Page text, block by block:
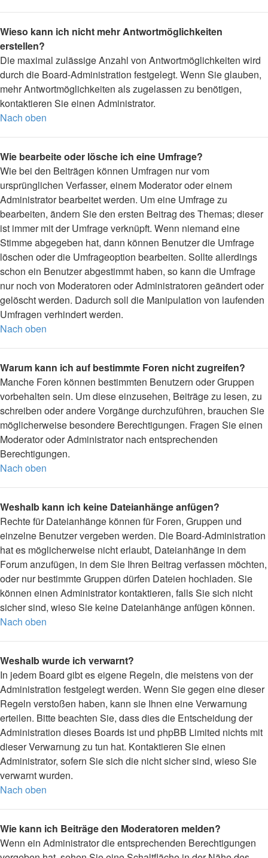
Wieso kann ich nicht mehr Antwortmöglichkeiten
erstellen?
Die maximal zulässige Anzahl von Antwortmöglichkeiten wird
durch die Board-Administration festgelegt. Wenn Sie glauben,
mehr Antwortmöglichkeiten als zugelassen zu benötigen,
kontaktieren Sie einen Administrator.
Nach oben
Wie bearbeite oder lösche ich eine Umfrage?
Wie bei den Beiträgen können Umfragen nur vom
ursprünglichen Verfasser, einem Moderator oder einem
Administrator bearbeitet werden. Um eine Umfrage zu
bearbeiten, ändern Sie den ersten Beitrag des Themas; dieser
ist immer mit der Umfrage verknüpft. Wenn niemand eine
Stimme abgegeben hat, dann können Benutzer die Umfrage
löschen oder die Umfrageoption bearbeiten. Sollte allerdings
schon ein Benutzer abgestimmt haben, so kann die Umfrage
nur noch von Moderatoren oder Administratoren geändert oder
gelöscht werden. Dadurch soll die Manipulation von laufenden
Umfragen verhindert werden.
Nach oben
Warum kann ich auf bestimmte Foren nicht zugreifen?
Manche Foren können bestimmten Benutzern oder Gruppen
vorbehalten sein. Um diese einzusehen, Beiträge zu lesen, zu
schreiben oder andere Vorgänge durchzuführen, brauchen Sie
möglicherweise besondere Berechtigungen. Fragen Sie einen
Moderator oder Administrator nach entsprechenden
Berechtigungen.
Nach oben
Weshalb kann ich keine Dateianhänge anfügen?
Rechte für Dateianhänge können für Foren, Gruppen und
einzelne Benutzer vergeben werden. Die Board-Administration
hat es möglicherweise nicht erlaubt, Dateianhänge in dem
Forum anzufügen, in dem Sie Ihren Beitrag verfassen möchten,
oder nur bestimmte Gruppen dürfen Dateien hochladen. Sie
können einen Administrator kontaktieren, falls Sie sich nicht
sicher sind, wieso Sie keine Dateianhänge anfügen können.
Nach oben
Weshalb wurde ich verwarnt?
In jedem Board gibt es eigene Regeln, die meistens von der
Administration festgelegt werden. Wenn Sie gegen eine dieser
Regeln verstoßen haben, kann sie Ihnen eine Verwarnung
erteilen. Bitte beachten Sie, dass dies die Entscheidung der
Administration dieses Boards ist und phpBB Limited nichts mit
dieser Verwarnung zu tun hat. Kontaktieren Sie einen
Administrator, sofern Sie sich die nicht sicher sind, wieso Sie
verwarnt wurden.
Nach oben
Wie kann ich Beiträge den Moderatoren melden?
Wenn ein Administrator die entsprechenden Berechtigungen